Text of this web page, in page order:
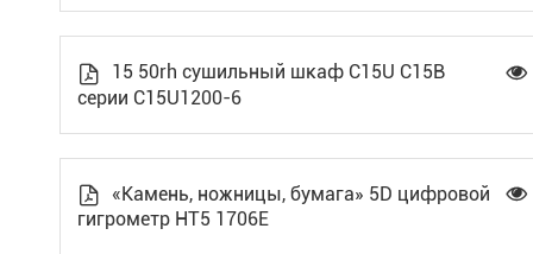

15 50rh сушильный шкаф C15U C15B
серии C15U1200-6

 «Камень, ножницы, бумага» 5D цифровой
гигрометр HT5 1706E
